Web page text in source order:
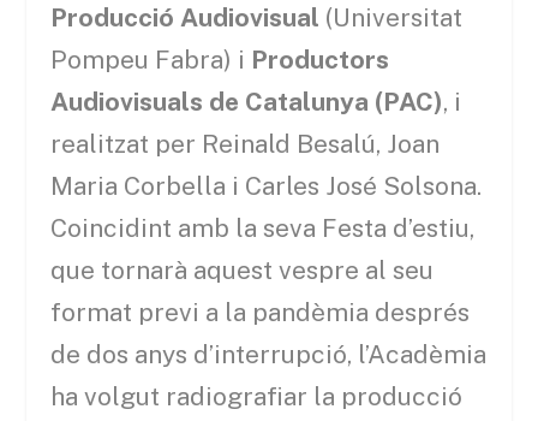
Producció Audiovisual (Universitat
Pompeu Fabra) i Productors
Audiovisuals de Catalunya (PAC), i
realitzat per Reinald Besalú, Joan
Maria Corbella i Carles José Solsona.
Coincidint amb la seva Festa d’estiu,
que tornarà aquest vespre al seu
format previ a la pandèmia després
de dos anys d’interrupció, l’Acadèmia
ha volgut radiografiar la producció